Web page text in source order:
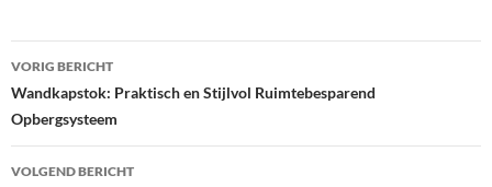
Bericht
navigatie
VORIG BERICHT
Wandkapstok: Praktisch en Stijlvol Ruimtebesparend
Opbergsysteem
VOLGEND BERICHT